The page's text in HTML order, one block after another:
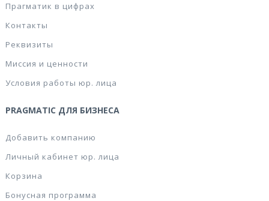
Прагматик в цифрах
Контакты
Реквизиты
Миссия и ценности
Условия работы юр. лица
PRAGMATIC ДЛЯ БИЗНЕСА
Добавить компанию
Личный кабинет юр. лица
Корзина
Бонусная программа